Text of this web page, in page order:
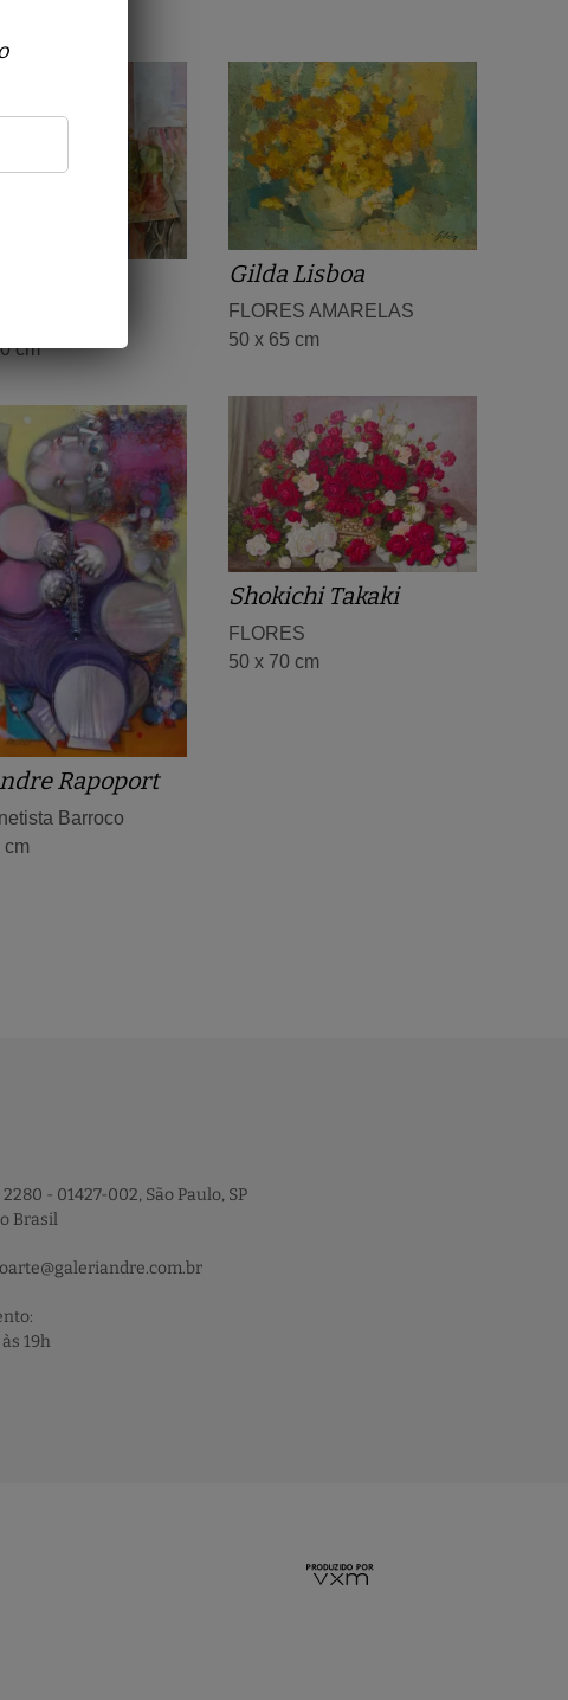
cm
Gilda Lisboa
FLORES AMARELAS
50 x 65 cm
Shokichi Takaki
FLORES
50 x 70 cm
Rapoport
Barroco
cm
- 01427-002, São Paulo, SP
Brasil
19h